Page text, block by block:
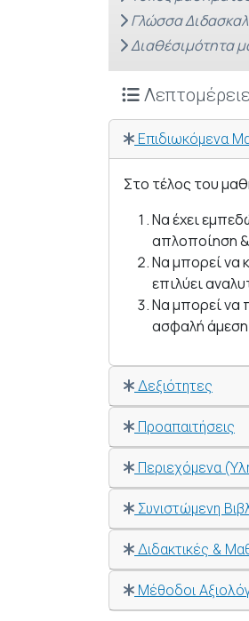
Γλώσσα
Διαθέσιμότητα
Επιδιωκόμενα
Στο τέλος του
Να έχει
απλοποίηση
Να μπορεί να
επιλύει
Να μπορεί να
ασφαλή άμεση
Δεξιότητες
Προαπαιτήσεις
Περιεχόμενα
Συνιστώμενη
Διδακτικές &
Μέθοδοι